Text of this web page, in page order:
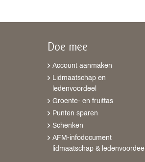
Doe mee
Account aanmaken
Lidmaatschap en
ledenvoordeel
Groente- en fruittas
Punten sparen
Schenken
AFM-infodocument
lidmaatschap & ledenvoordeel